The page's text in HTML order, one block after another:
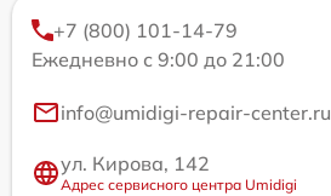
+7 (800) 101-14-79
Ежедневно с 9:00 до 21:00
info@umidigi-repair-center.ru
ул. Кирова, 142
Адрес сервисного центра Umidigi